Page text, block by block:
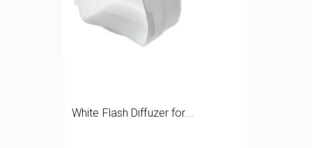
White Flash Diffuzer for...